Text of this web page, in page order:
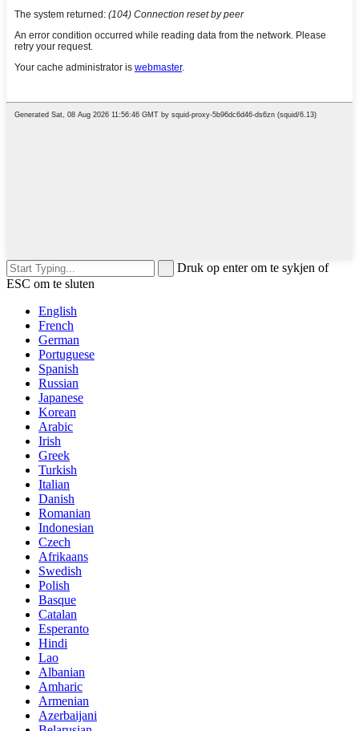
Druk op enter om te sykjen of
ESC om te sluten
English
French
German
Portuguese
Spanish
Russian
Japanese
Korean
Arabic
Irish
Greek
Turkish
Italian
Danish
Romanian
Indonesian
Czech
Afrikaans
Swedish
Polish
Basque
Catalan
Esperanto
Hindi
Lao
Albanian
Amharic
Armenian
Azerbaijani